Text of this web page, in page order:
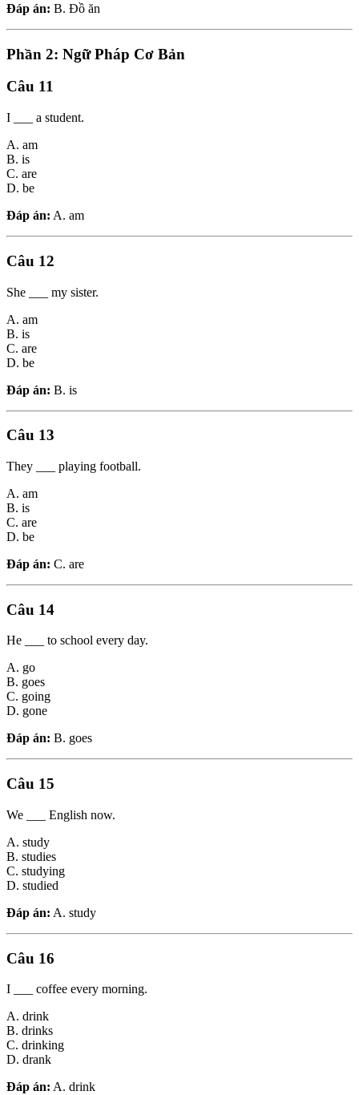
Đáp án: B. Đồ ăn
Phần 2: Ngữ Pháp Cơ Bản
Câu 11
I ___ a student.
A. am
B. is
C. are
D. be
Đáp án: A. am
Câu 12
She ___ my sister.
A. am
B. is
C. are
D. be
Đáp án: B. is
Câu 13
They ___ playing football.
A. am
B. is
C. are
D. be
Đáp án: C. are
Câu 14
He ___ to school every day.
A. go
B. goes
C. going
D. gone
Đáp án: B. goes
Câu 15
We ___ English now.
A. study
B. studies
C. studying
D. studied
Đáp án: A. study
Câu 16
I ___ coffee every morning.
A. drink
B. drinks
C. drinking
D. drank
Đáp án: A. drink